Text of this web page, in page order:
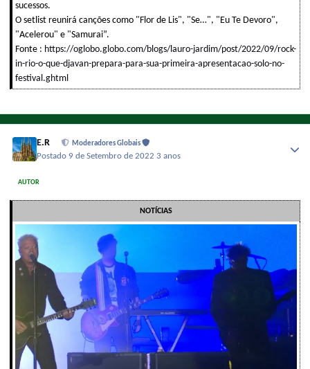
sucessos.
O setlist reunirá canções como "Flor de Lis", "Se…", "Eu Te Devoro",
"Acelerou" e "Samurai”.
Fonte : https://oglobo.globo.com/blogs/lauro-jardim/post/2022/09/rock-
in-rio-o-que-djavan-prepara-para-sua-primeira-apresentacao-solo-no-
festival.ghtml
E.R Moderadores Globais
Postado 9 de Setembro de 2022 3 anos
AUTOR
NOTÍCIAS